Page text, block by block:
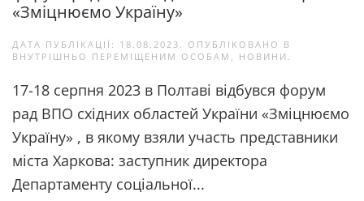
«Зміцнюємо Україну»
ДАТА ПУБЛІКАЦІЇ: 18.08.2023 . ОПУБЛІКОВАНО В
ВНУТРІШНЬО ПЕРЕМІЩЕНИМ ОСОБАМ , НОВИНИ .
17-18 серпня 2023 в Полтаві відбувся форум
рад ВПО східних областей України «Зміцнюємо
Україну» , в якому взяли участь представники
міста Харкова: заступник директора
Департаменту соціальної...